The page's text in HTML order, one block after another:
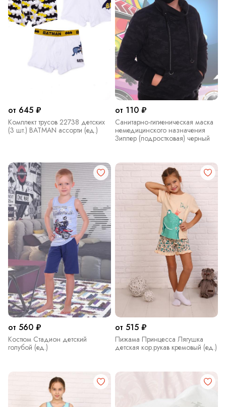
от 645 ₽
Комплект трусов 22738 детских
(3 шт.) BATMAN ассорти (ед.)
от 110 ₽
Санитарно-гигиеническая маска
немедицинского назначения
Зиппер (подростковая) черный
от 560 ₽
Костюм Стадион детский
голубой (ед.)
от 515 ₽
Пижама Принцесса Лягушка
детская кор.рукав кремовый (ед.)